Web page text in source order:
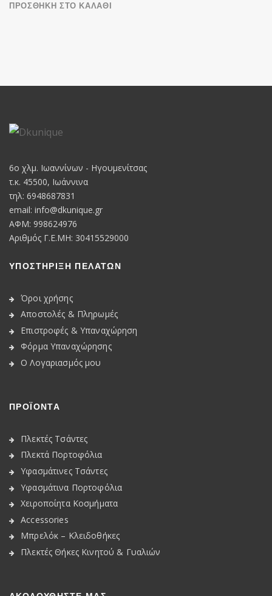
ΠΡΟΣΘΉΚΗ ΣΤΟ ΚΑΛΆΘΙ
6o χλμ. Ιωαννίνων - Ηγουμενίτσας
τ.κ. 45500, Ιωάννινα
τηλ: 6948687831
email: info@dkunique.gr
ΑΦΜ: 998624976
Αριθμός Γ.Ε.ΜΗ: 30415529000
ΥΠΟΣΤΗΡΙΞΗ ΠΕΛΑΤΩΝ
Όροι χρήσης
Αποστολές & Πληρωμές
Επιστροφές & Υπαναχώρηση
Φόρμα Υπαναχώρησης
Ο Λογαριασμός μου
ΠΡΟΪΟΝΤΑ
Πλεκτές Τσάντες
Πλεκτά Πορτοφόλια
Υφασμάτινες Τσάντες
Υφασμάτινα Πορτοφόλια
Χειροποίητα Κοσμήματα
Accessories
Μπρελόκ – Κλειδοθήκες
Πλεκτές Θήκες Κινητού & Γυαλιών